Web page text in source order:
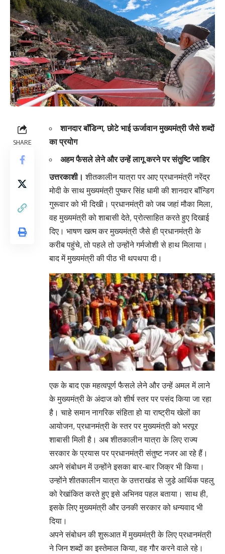
SHARE
शानदार बाॅंडिन्ग, छोटे भाई ऊर्जावान मुख्यमंत्री जैसे शब्दों
का प्रयोग
अहम फैसले लेने और उन्हें लागू करने पर संतुष्टि जाहिर
उत्तरकाशी। शीतकालीन यात्रा पर आए प्रधानमंत्री नरेंद्र
मोदी के साथ मुख्यमंत्री पुष्कर सिंह धामी की शानदार बाॅंन्डिग
गुरूवार को भी दिखी। प्रधानमंत्री को जब जहां मौका मिला,
वह मुख्यमंत्री को शाबासी देते, प्रोत्साहित करते हुए दिखाई
दिए। भाषण खत्म कर मुख्यमंत्री जैसे ही प्रधानमंत्री के
करीब पहुंचे, तो पहले तो उन्होंने गर्मजोशी से हाथ मिलाया।
बाद में मुख्यमंत्री की पीठ भी थपथपा दी।
एक के बाद एक महत्वपूर्ण फैसले लेने और उन्हें अमल में लाने
के मुख्यमंत्री के अंदाज को शीर्ष स्तर पर पसंद किया जा रहा
है। चाहे समान नागरिक संहिता हो या राष्ट्रीय खेलों का
आयोजन, प्रधानमंत्री के स्तर पर मुख्यमंत्री को भरपूर
शाबासी मिली है। अब शीतकालीन यात्रा के लिए राज्य
सरकार के प्रयास पर प्रधानमंत्री संतुष्ट नजर आ रहे हैं।
अपने संबोधन में उन्होंने इसका बार-बार जिक्र भी किया।
उन्होंने शीतकालीन यात्रा के उत्तराखंड से जुडे़ आर्थिक पहलु
को रेखांकित करते हुए इसे अभिनव पहल बताया। साथ ही,
इसके लिए मुख्यमंत्री और उनकी सरकार को धन्यवाद भी
दिया।
अपने संबोधन की शुरूआत में मुख्यमंत्री के लिए प्रधानमंत्री
ने जिन शब्दों का इस्तेमाल किया, वह गौर करने वाले रहे।